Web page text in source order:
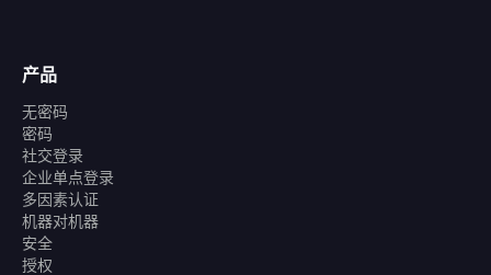
产品
无密码
密码
社交登录
企业单点登录
多因素认证
机器对机器
安全
授权